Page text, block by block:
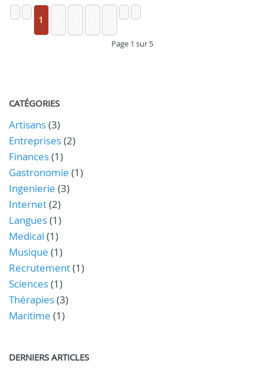
1
Page 1 sur 5
CATÉGORIES
Artisans(3)
Entreprises(2)
Finances(1)
Gastronomie (1)
Ingenierie (3)
Internet(2)
Langues(1)
Medical (1)
Musique (1)
Recrutement(1)
Sciences(1)
Thérapies(3)
Maritime (1)
DERNIERS ARTICLES